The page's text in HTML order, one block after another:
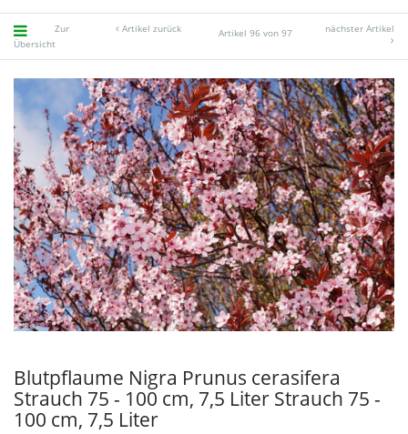
Zur
Übersicht
Artikel zurück Artikel 96 von 97 nächster Artikel
Blutpflaume Nigra Prunus cerasifera
Strauch 75 - 100 cm, 7,5 Liter Strauch 75 -
100 cm, 7,5 Liter